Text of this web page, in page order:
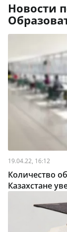
Новости
19.04.22, 16:12
Количество
Казахстане